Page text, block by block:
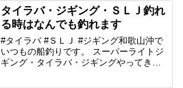
ってかれました。まさかこんなところに
太刀魚がいるとは思ってもみなかったの
で驚きです。じゃーこいつ釣ったろ。ジ
グ...
が、強風。いつもは、ボートの係留場所
では風がなく、湾から出ると強風パター
ンですが。今回は係留場所でも、強風が
吹いています。これはヤバいと思い、車
の中で考えます。帰ろかな。いやしか
し、１時間、高速代金、ガソリン代をか
タイラバ・ジギング・ＳＬＪ釣れ
る時はなんでも釣れます
#タイラバ #ＳＬＪ #ジギング和歌山沖で
いつもの船釣りです。 スーパーライトジ
ギング・タイラバ・ジギングやってきま